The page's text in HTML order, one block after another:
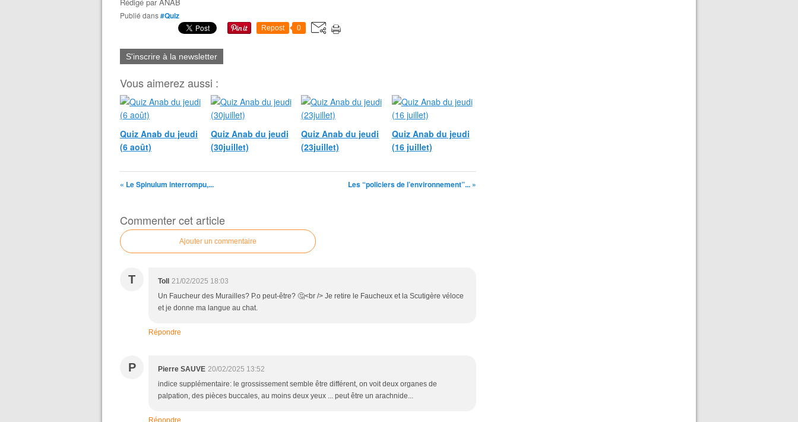
Publié dans#Quiz
Repost 0
S'inscrire à la newsletter
Vous aimerez aussi :
Quiz Anab du jeudi
(6 août)
Quiz Anab du jeudi
(30juillet)
Quiz Anab du jeudi
(23juillet)
Quiz Anab du jeudi
(16 juillet)
« Le Spinulum interrompu,... Les “policiers de l’environnement”... »
Commenter cet article
Ajouter un commentaire
T Toll
21/02/2025 18:03
Un Faucheur des Murailles? P.o peut-être? 🤔<br /> Je retire le Faucheux et la Scutigère véloce
et je donne ma langue au chat.
Répondre
P Pierre SAUVE 20/02/2025 13:52
indice supplémentaire: le grossissement semble être différent, on voit deux organes de
palpation, des pièces buccales, au moins deux yeux ... peut être un arachnide...
Répondre